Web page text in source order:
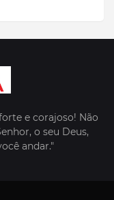
e corajoso! Não
o seu Deus,
andar."